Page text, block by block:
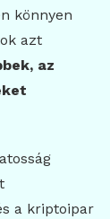
könnyen
azt
az
a kriptoipar